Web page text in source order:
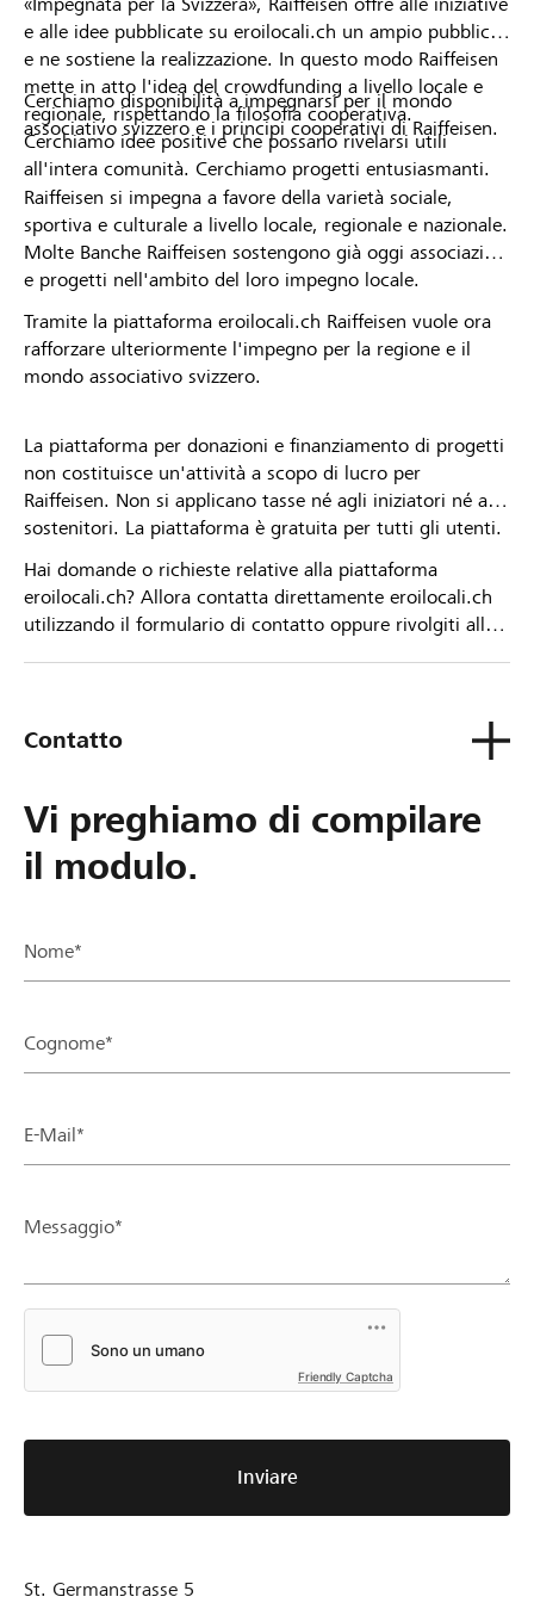
e alle idee pubblicate su eroilocali.ch un ampio pubblico
e ne sostiene la realizzazione. In questo modo Raiffeisen
mette in atto l'idea del crowdfunding a livello locale e
regionale, rispettando la filosofia cooperativa.
Cerchiamo idee positive che possano rivelarsi utili
all'intera comunità. Cerchiamo progetti entusiasmanti.
Cerchiamo disponibilità a impegnarsi per il mondo
associativo svizzero e i principi cooperativi di Raiffeisen.
Raiffeisen si impegna a favore della varietà sociale,
sportiva e culturale a livello locale, regionale e nazionale.
Molte Banche Raiffeisen sostengono già oggi associazioni
e progetti nell'ambito del loro impegno locale.
Tramite la piattaforma eroilocali.ch Raiffeisen vuole ora
rafforzare ulteriormente l'impegno per la regione e il
mondo associativo svizzero.
La piattaforma per donazioni e finanziamento di progetti
non costituisce un'attività a scopo di lucro per
Raiffeisen. Non si applicano tasse né agli iniziatori né ai
sostenitori. La piattaforma è gratuita per tutti gli utenti.
Hai domande o richieste relative alla piattaforma
eroilocali.ch? Allora contatta direttamente eroilocali.ch
utilizzando il formulario di contatto oppure rivolgiti alla
Contatto
Vi preghiamo di compilare
il modulo.
Nome*
Cognome*
E-Mail*
Messaggio*
Friendly Captcha
Inviare
St. Germanstrasse 5